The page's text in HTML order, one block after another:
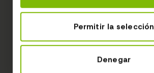
Permitir la selección
Denegar